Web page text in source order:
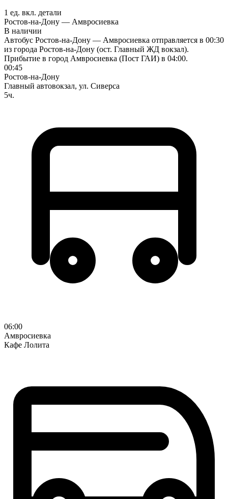
1 ед. вкл. детали
Ростов-на-Дону — Амвросиевка
В наличии
Автобус Ростов-на-Дону — Амвросиевка отправляется в 00:30
из города Ростов-на-Дону (ост. Главный ЖД вокзал).
Прибытие в город Амвросиевка (Пост ГАИ) в 04:00.
00:45
Ростов-на-Дону
Главный автовокзал, ул. Сиверса
5ч.
06:00
Амвросиевка
Кафе Лолита